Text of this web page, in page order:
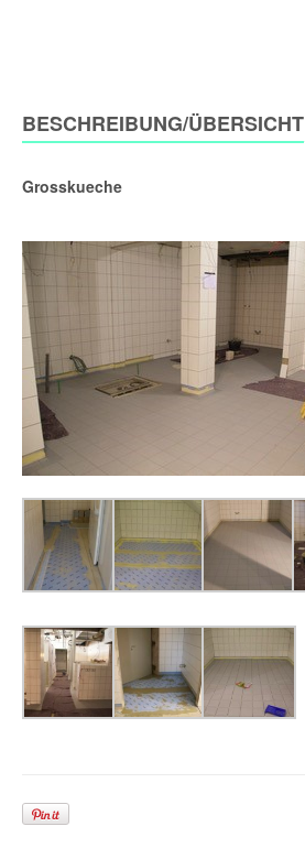
BESCHREIBUNG/ÜBERSICHT
Grosskueche